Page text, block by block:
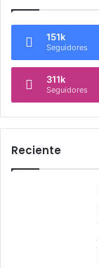
151k
Seguidores
311k
Seguidores
Reciente